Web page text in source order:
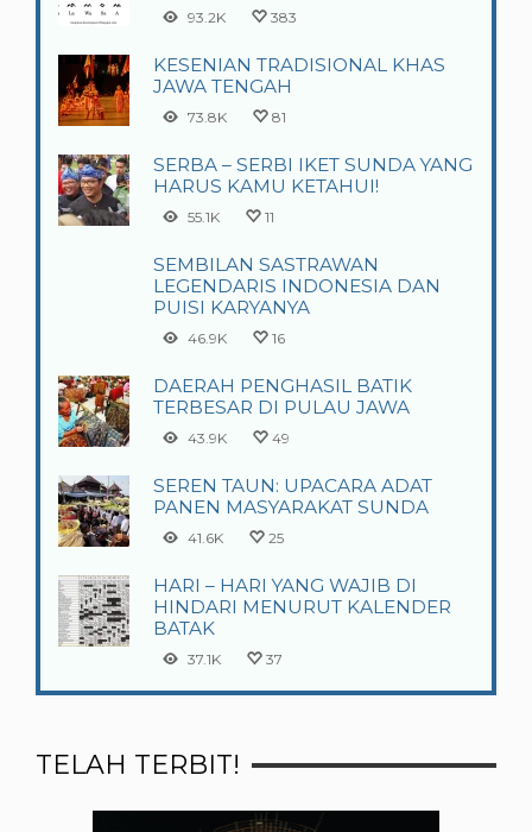
93.2K 383
KESENIAN TRADISIONAL KHAS
JAWA TENGAH
73.8K 81
SERBA – SERBI IKET SUNDA YANG
HARUS KAMU KETAHUI!
55.1K 11
SEMBILAN SASTRAWAN
LEGENDARIS INDONESIA DAN
PUISI KARYANYA
46.9K 16
DAERAH PENGHASIL BATIK
TERBESAR DI PULAU JAWA
43.9K 49
SEREN TAUN: UPACARA ADAT
PANEN MASYARAKAT SUNDA
41.6K 25
HARI – HARI YANG WAJIB DI
HINDARI MENURUT KALENDER
BATAK
37.1K 37
TELAH TERBIT!